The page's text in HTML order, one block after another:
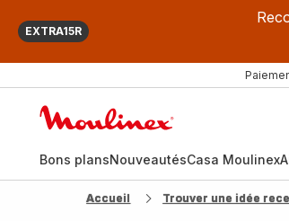
EXTRA15R
Bons plansNouveautésCasa Moulinex
Accueil Trouver une idée